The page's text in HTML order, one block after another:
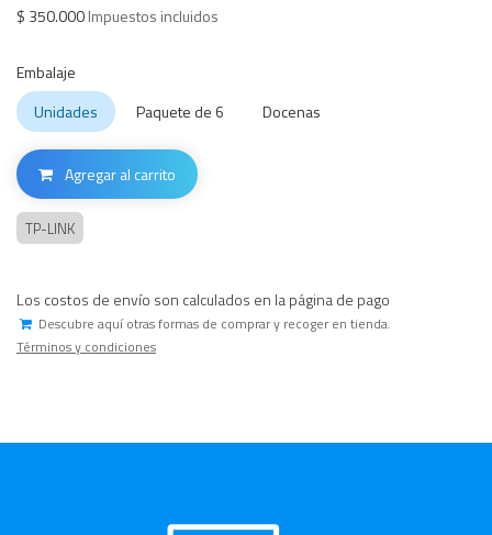
$ 350.000Impuestos incluidos
Embalaje
Unidades
Paquete de 6 Docenas
Agregar al carrito
TP-LINK
Los costos de envío son calculados en la página de pago
Descubre aquí otras formas de comprar y recoger en tienda.
Términos y condiciones